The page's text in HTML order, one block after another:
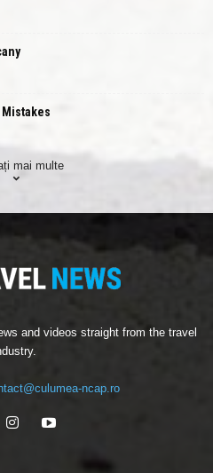
Mistakes
mai multe
and videos straight from the travel
ncap.ro